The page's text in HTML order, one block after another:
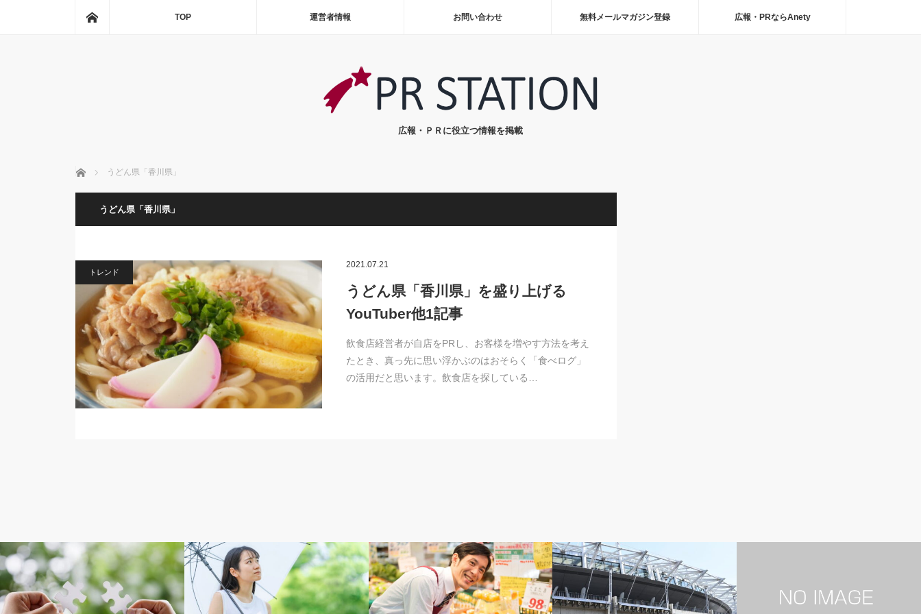
TOP 運営者情報 お問い合わせ 無料メールマガジン登録 広報・PRならAnety
広報・ＰＲに役立つ情報を掲載
ホーム うどん県「香川県」
うどん県「香川県」
トレンド
2021.07.21
うどん県「香川県」を盛り上げる
YouTuber他1記事
飲食店経営者が自店をPRし、お客様を増やす方法を考え
たとき、真っ先に思い浮かぶのはおそらく「食べログ」
の活用だと思います。飲食店を探している…